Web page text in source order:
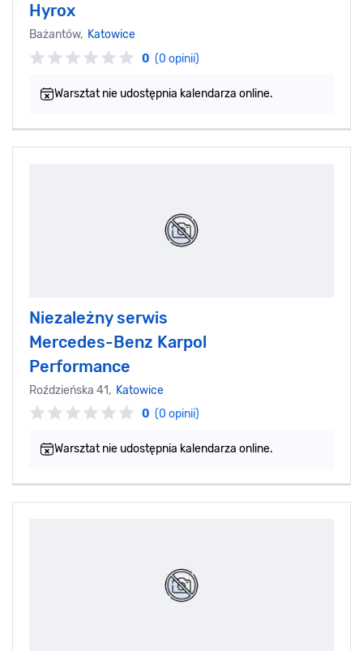
Hyrox
Bażantów, Katowice
0 (0 opinii)
Warsztat nie udostępnia kalendarza online.
Niezależny serwis
Mercedes-Benz Karpol
Performance
Roździeńska 41, Katowice
0 (0 opinii)
Warsztat nie udostępnia kalendarza online.